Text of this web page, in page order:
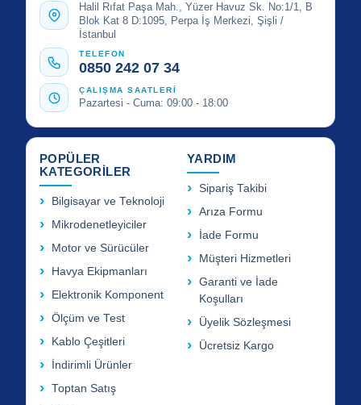
Halil Rıfat Paşa Mah., Yüzer Havuz Sk. No:1/1, B
Blok Kat 8 D:1095, Perpa İş Merkezi, Şişli /
İstanbul
TELEFON
0850 242 07 34
ÇALIŞMA SAATLERİ
Pazartesi - Cuma: 09:00 - 18:00
POPÜLER
KATEGORİLER
Bilgisayar ve Teknoloji
Mikrodenetleyiciler
Motor ve Sürücüler
Havya Ekipmanları
Elektronik Komponent
Ölçüm ve Test
Kablo Çeşitleri
İndirimli Ürünler
Toptan Satış
YARDIM
Sipariş Takibi
Arıza Formu
İade Formu
Müşteri Hizmetleri
Garanti ve İade
Koşulları
Üyelik Sözleşmesi
Ücretsiz Kargo